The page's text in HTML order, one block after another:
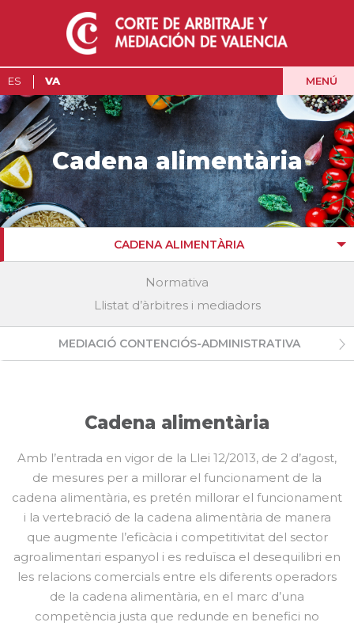
ES VA MENÚ
Cadena alimentària
CADENA ALIMENTÀRIA
Normativa
Llistat d’àrbitres i mediadors
MEDIACIÓ CONTENCIÓS-ADMINISTRATIVA
Cadena alimentària
Amb l’entrada en vigor de la Llei 12/2013, de 2 d’agost,
de mesures per a millorar el funcionament de la
cadena alimentària, es pretén millorar el funcionament
i la vertebració de la cadena alimentària de manera
que augmente l’eficàcia i competitivitat del sector
agroalimentari espanyol i es reduïsca el desequilibri en
les relacions comercials entre els diferents operadors
de la cadena alimentària, en el marc d’una
competència justa que redunde en benefici no